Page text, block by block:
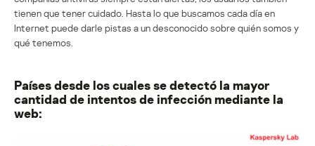
tienen que tener cuidado. Hasta lo que buscamos cada día en
Internet puede darle pistas a un desconocido sobre quién somos y
qué tenemos.
Países desde los cuales se detectó la mayor
cantidad de intentos de infección mediante la
web: